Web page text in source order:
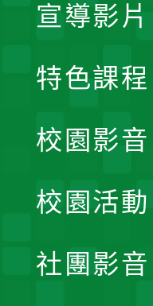
宣導影片
特色課程
校園影音
校園活動
社團影音